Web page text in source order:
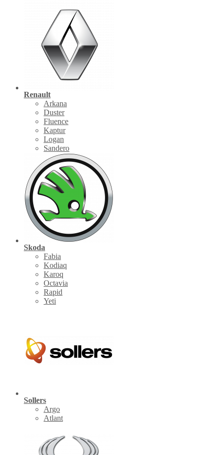
Renault
Arkana
Duster
Fluence
Kaptur
Logan
Sandero
Skoda
Fabia
Kodiaq
Karoq
Octavia
Rapid
Yeti
Sollers
Argo
Atlant